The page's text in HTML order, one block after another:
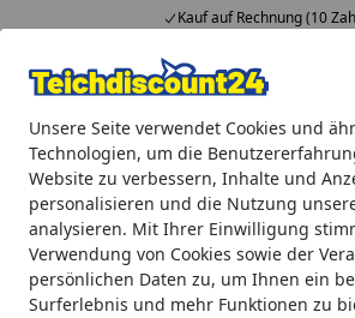
Unsere Seite verwendet Cookies und
Technologien, um die
Website zu verbessern, Inhalte und
personalisieren und die Nutzung
analysieren. Mit Ihrer Einwilligung
Verwendung von Cookies sowie der
persönlichen Daten zu, um Ihnen ein
Surferlebnis und mehr Funktionen zu
Kauf auf Rechnung (10
Alle Produkte
Mein Konto
Suchen
Startseite
Teichprodukte Wasserspiele
Ubbink Wasserfall